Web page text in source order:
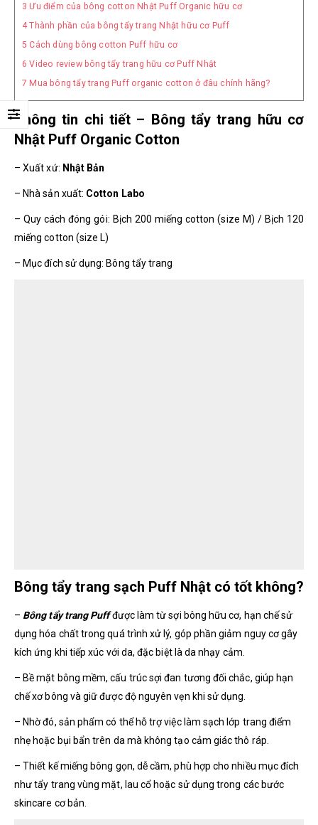
3 Ưu điểm của bông cotton Nhật Puff Organic hữu cơ
4Thành phần của bông tẩy trang Nhật hữu cơ Puff
5 Cách dùng bông cotton Puff hữu cơ
6 Video review bông tẩy trang hữu cơ Puff Nhật
7 Mua bông tẩy trang Puff organic cotton ở đâu chính hãng?
Thông tin chi tiết – Bông tẩy trang hữu cơ
Nhật Puff Organic Cotton
– Xuất xứ: Nhật Bản
– Nhà sản xuất: Cotton Labo
– Quy cách đóng gói: Bịch 200 miếng cotton (size M) / Bịch 120
miếng cotton (size L)
– Mục đích sử dụng: Bông tẩy trang
Bông tẩy trang sạch Puff Nhật có tốt không?
– Bông tẩy trang Puff được làm từ sợi bông hữu cơ, hạn chế sử
dụng hóa chất trong quá trình xử lý, góp phần giảm nguy cơ gây
kích ứng khi tiếp xúc với da, đặc biệt là da nhạy cảm.
– Bề mặt bông mềm, cấu trúc sợi đan tương đối chắc, giúp hạn
chế xơ bông và giữ được độ nguyên vẹn khi sử dụng.
– Nhờ đó, sản phẩm có thể hỗ trợ việc làm sạch lớp trang điểm
nhẹ hoặc bụi bẩn trên da mà không tạo cảm giác thô ráp.
– Thiết kế miếng bông gọn, dễ cầm, phù hợp cho nhiều mục đích
như tẩy trang vùng mặt, lau cổ hoặc sử dụng trong các bước
skincare cơ bản.